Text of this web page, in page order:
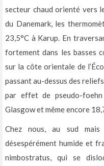
secteur chaud orienté vers
du Danemark, les
23,5°C à Karup. En
fortement dans les basses
sur la côte orientale de
passant au-dessus des
par effet de pseudo-
Glasgow et même encore
Chez nous, au sud
désespérément humide et
nimbostratus, qui se